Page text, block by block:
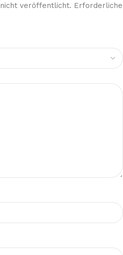
veröffentlicht. Erforderliche